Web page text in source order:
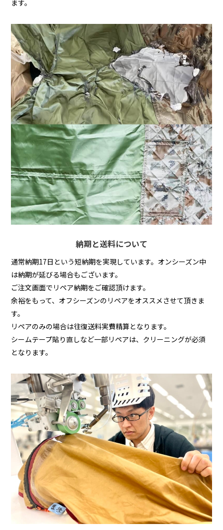
ます。
納期と送料について
通常納期17日という短納期を実現しています。オンシーズン中
は納期が延びる場合もございます。
ご注文画面でリペア納期をご確認頂けます。
余裕をもって、オフシーズンのリペアをオススメさせて頂きま
す。
リペアのみの場合は往復送料実費精算となります。
シームテープ貼り直しなど一部リペアは、クリーニングが必須
となります。